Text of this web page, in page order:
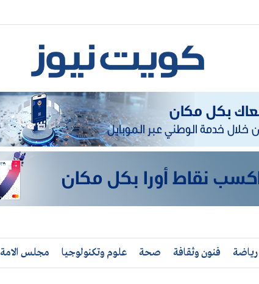
رياضة فنون وثقافة صحة علوم وتكنولوجيا مجلس الامة